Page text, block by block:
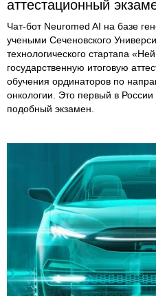
аттестационный
Чат-бот Neuromed AI на базе
учеными Сеченовского
технологического стартапа
государственную итоговую
обучения ординаторов по
онкологии. Это первый в России
подобный экзамен.